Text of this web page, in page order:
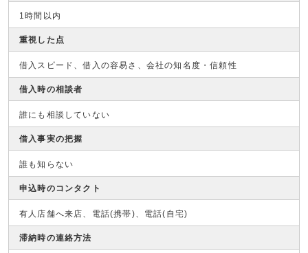
1時間以内
重視した点
借入スピード、借入の容易さ、会社の知名度・信頼性
借入時の相談者
誰にも相談していない
借入事実の把握
誰も知らない
申込時のコンタクト
有人店舗へ来店、電話(携帯)、電話(自宅)
滞納時の連絡方法